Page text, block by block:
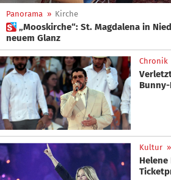
Panorama » Kirche
 „Mooskirche“: St. Magdalena in Niederdorf erstrahlt in
neuem Glanz
Chronik
Kultur »